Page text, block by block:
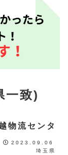
一致)
物流センタ
2023.09.06
埼玉県